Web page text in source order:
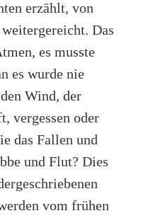
erzählt, von
Das
es musste
es wurde nie
Wind, der
vergessen oder
das Fallen und
und Flut? Dies
vom frühen